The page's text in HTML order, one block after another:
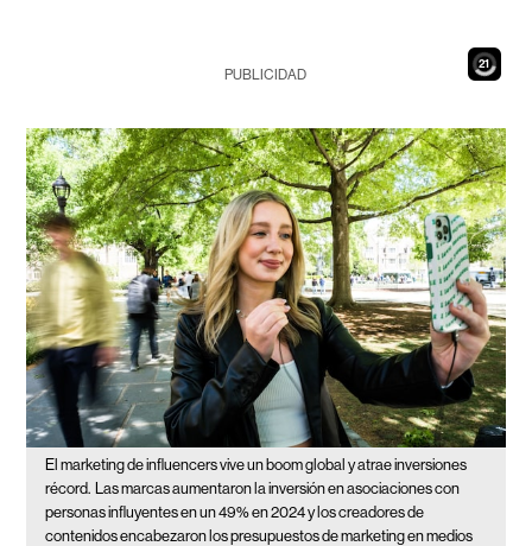
19
PUBLICIDAD
El marketing de influencers vive un boom global y atrae inversiones
récord.
Las marcas aumentaron la inversión en asociaciones con
personas influyentes en un 49% en 2024 y los creadores de
contenidos encabezaron los presupuestos de marketing en medios